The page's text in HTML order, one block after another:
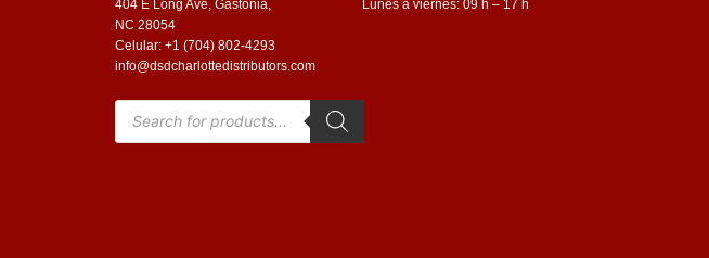
404 E Long Ave, Gastonia,
NC 28054
Celular: +1 (704) 802-4293
info@dsdcharlottedistributors.com
search
Lunes a viernes: 09 h – 17 h